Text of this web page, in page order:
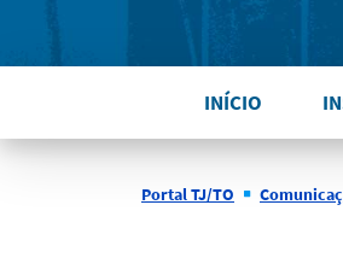
INÍCIO
Portal TJ/TO